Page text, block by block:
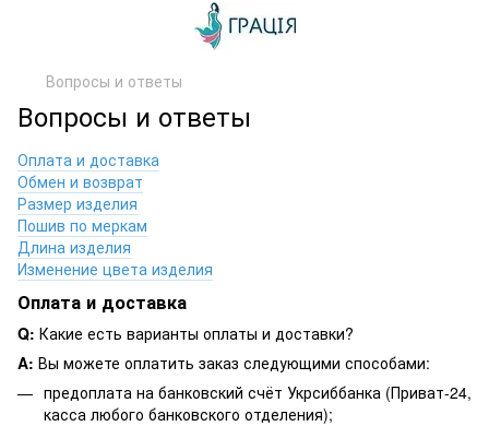
Вопросы и ответы
Вопросы и ответы
Оплата и доставка
Обмен и возврат
Размер изделия
Пошив по меркам
Длина изделия
Изменение цвета изделия
Оплата и доставка
Q: Какие есть варианты оплаты и доставки?
A: Вы можете оплатить заказ следующими способами:
предоплата на банковский счёт Укрсиббанка (Приват-24,
касса любого банковского отделения);